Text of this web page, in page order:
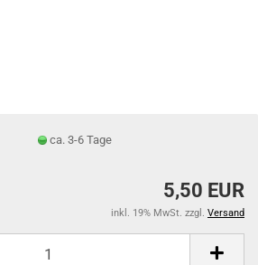
ca. 3-6 Tage
5,50 EUR
inkl. 19% MwSt. zzgl. Versand